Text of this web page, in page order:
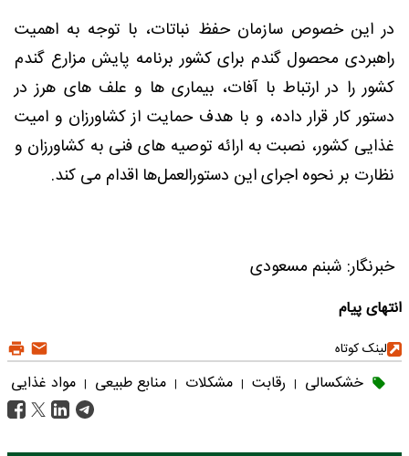
در این خصوص سازمان حفظ نباتات، با توجه به اهمیت
راهبردی محصول گندم برای کشور برنامه پایش مزارع گندم
کشور را در ارتباط با آفات، بیماری ها و علف های هرز در
دستور کار قرار داده، و با هدف حمایت از کشاورزان و امیت
غذایی کشور، نصبت به ارائه توصیه های فنی به کشاورزان و
نظارت بر نحوه اجرای این دستورالعمل‌ها اقدام می کند.
خبرنگار: شبنم مسعودی
انتهای پیام
لینک کوتاه
خشکسالی | رقابت | مشکلات | منابع طبیعی | مواد غذایی